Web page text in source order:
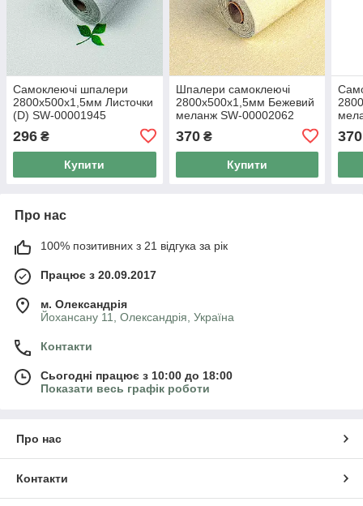
Самоклеючі шпалери
2800х500х1,5мм Листочки
(D) SW-00001945
296 ₴
Купити
Шпалери самоклеючі
2800х500х1,5мм Бежевий
меланж SW-00002062
370₴
Купити
370
Про нас
100% позитивних з 21 відгука за рік
Працює з 20.09.2017
м. Олександрія
Йохансану 11, Олександрія, Україна
Контакти
Сьогодні працює з 10:00 до 18:00
Показати весь графік роботи
Про нас
Контакти